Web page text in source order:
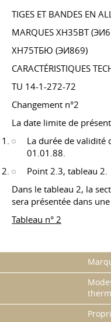
TIGES ET BANDES EN
MARQUES ХН35ВТ
ХН75ТБЮ (ЭИ869)
CARACTÉRISTIQUES
TU 14-1-272-72
Changement n°2
La date limite de
La durée de validité
01.01.88.
Point 2.3, tableau 2.
Dans le tableau 2, la
sera présentée dans
Tableau n° 2